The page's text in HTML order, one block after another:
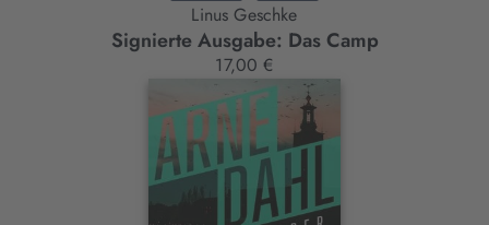
Linus Geschke
Signierte Ausgabe: Das Camp
17,00 €